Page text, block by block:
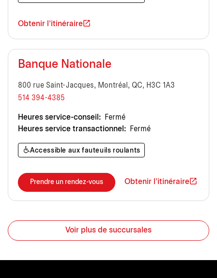
Obtenir l'itinéraire
Banque Nationale
800 rue Saint-Jacques, Montréal, QC, H3C 1A3
514 394-4385
Heures service-conseil:
Fermé
Heures service transactionnel:
Fermé
Accessible aux fauteuils roulants
Prendre un rendez-vous Obtenir l'itinéraire
Voir plus de succursales